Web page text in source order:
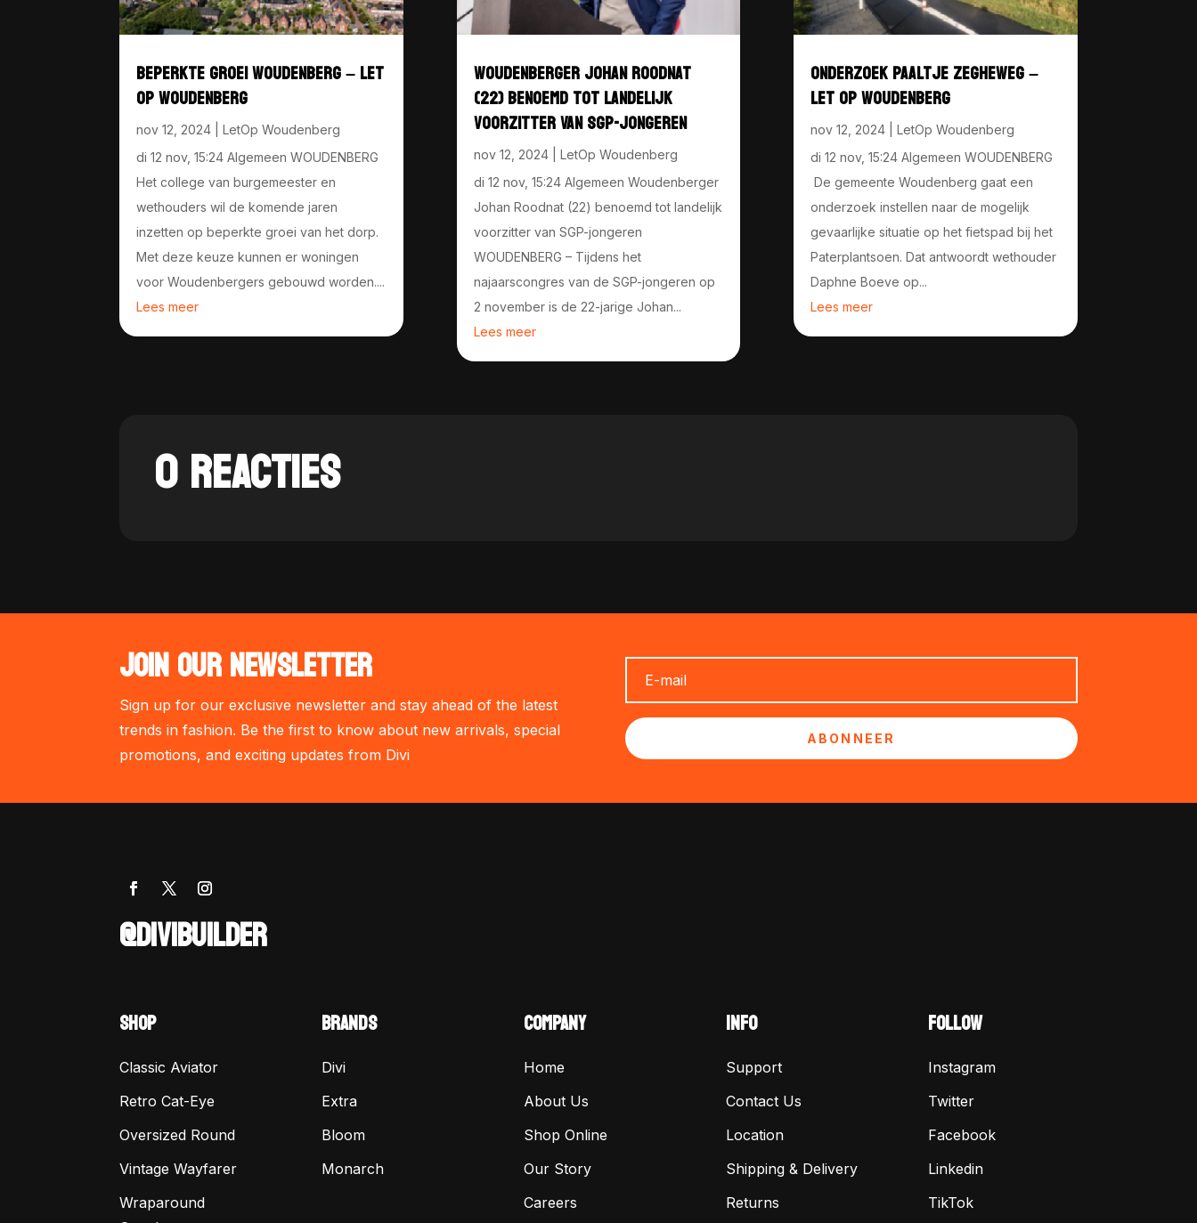
BEPERKTE GROEI WOUDENBERG – LET
OP WOUDENBERG
nov 12, 2024 |LetOp Woudenberg
di 12 nov, 15:24 Algemeen WOUDENBERG
Het college van burgemeester en
wethouders wil de komende jaren
inzetten op beperkte groei van het dorp.
Met deze keuze kunnen er woningen
voor Woudenbergers gebouwd worden....
Lees meer
WOUDENBERGER JOHAN ROODNAT
(22) BENOEMD TOT LANDELIJK
VOORZITTER VAN SGP-JONGEREN
nov 12, 2024| LetOp Woudenberg
di 12 nov, 15:24 Algemeen Woudenberger
Johan Roodnat (22) benoemd tot landelijk
voorzitter van SGP-jongeren
WOUDENBERG – Tijdens het
najaarscongres van de SGP-jongeren op
2 november is de 22-jarige Johan...
Lees meer
ONDERZOEK PAALTJE ZEGHEWEG –
LET OP WOUDENBERG
nov 12, 2024| LetOp Woudenberg
di 12 nov, 15:24 Algemeen WOUDENBERG
De gemeente Woudenberg gaat een
onderzoek instellen naar de mogelijk
gevaarlijke situatie op het fietspad bij het
Paterplantsoen. Dat antwoordt wethouder
Daphne Boeve op...
Lees meer
0 REACTIES
JOIN OUR NEWSLETTER
Sign up for our exclusive newsletter and stay ahead of the latest
trends in fashion. Be the first to know about new arrivals, special
promotions, and exciting updates from Divi
ABONNEER
@DIVIBUILDER
SHOP
Classic Aviator
Retro Cat-Eye
Oversized Round
Vintage Wayfarer
Wraparound
BRANDS
Divi
Extra
Bloom
Monarch
COMPANY
Home
About Us
Shop Online
Our Story
Careers
INFO
Support
Contact Us
Location
Shipping & Delivery
Returns
FOLLOW
Instagram
Twitter
Facebook
Linkedin
TikTok